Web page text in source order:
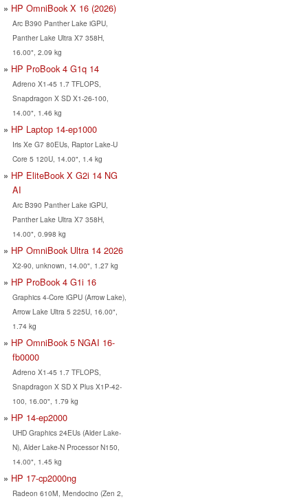
HP OmniBook X 16 (2026)
Arc B390 Panther Lake iGPU,
Panther Lake Ultra X7 358H,
16.00", 2.09 kg
HP ProBook 4 G1q 14
Adreno X1-45 1.7 TFLOPS,
Snapdragon X SD X1-26-100,
14.00", 1.46 kg
HP Laptop 14-ep1000
Iris Xe G7 80EUs, Raptor Lake-U
Core 5 120U, 14.00", 1.4 kg
HP EliteBook X G2i 14 NG
AI
Arc B390 Panther Lake iGPU,
Panther Lake Ultra X7 358H,
14.00", 0.998 kg
HP OmniBook Ultra 14 2026
X2-90, unknown, 14.00", 1.27 kg
HP ProBook 4 G1i 16
Graphics 4-Core iGPU (Arrow Lake),
Arrow Lake Ultra 5 225U, 16.00",
1.74 kg
HP OmniBook 5 NGAI 16-
fb0000
Adreno X1-45 1.7 TFLOPS,
Snapdragon X SD X Plus X1P-42-
100, 16.00", 1.79 kg
HP 14-ep2000
UHD Graphics 24EUs (Alder Lake-
N), Alder Lake-N Processor N150,
14.00", 1.45 kg
HP 17-cp2000ng
Radeon 610M, Mendocino (Zen 2,